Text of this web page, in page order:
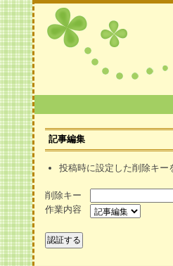
記事編集
投稿時に設定した削除キー
削除キー
作業内容